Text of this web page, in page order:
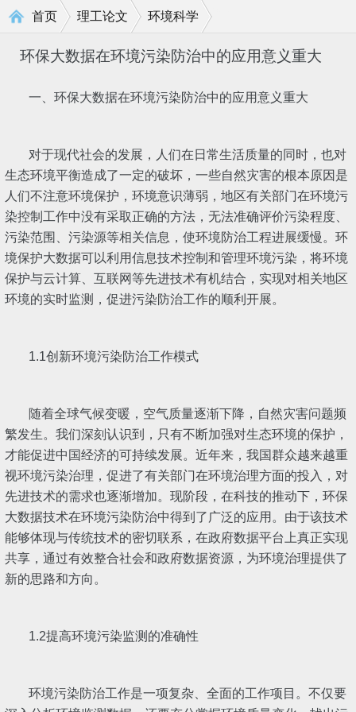
首页 理工论文 环境科学
环保大数据在环境污染防治中的应用意义重大
一、环保大数据在环境污染防治中的应用意义重大
对于现代社会的发展，人们在日常生活质量的同时，也对
生态环境平衡造成了一定的破坏，一些自然灾害的根本原因是
人们不注意环境保护，环境意识薄弱，地区有关部门在环境污
染控制工作中没有采取正确的方法，无法准确评价污染程度、
污染范围、污染源等相关信息，使环境防治工程进展缓慢。环
境保护大数据可以利用信息技术控制和管理环境污染，将环境
保护与云计算、互联网等先进技术有机结合，实现对相关地区
环境的实时监测，促进污染防治工作的顺利开展。
1.1创新环境污染防治工作模式
随着全球气候变暖，空气质量逐渐下降，自然灾害问题频
繁发生。我们深刻认识到，只有不断加强对生态环境的保护，
才能促进中国经济的可持续发展。近年来，我国群众越来越重
视环境污染治理，促进了有关部门在环境治理方面的投入，对
先进技术的需求也逐渐增加。现阶段，在科技的推动下，环保
大数据技术在环境污染防治中得到了广泛的应用。由于该技术
能够体现与传统技术的密切联系，在政府数据平台上真正实现
共享，通过有效整合社会和政府数据资源，为环境治理提供了
新的思路和方向。
1.2提高环境污染监测的准确性
环境污染防治工作是一项复杂、全面的工作项目。不仅要